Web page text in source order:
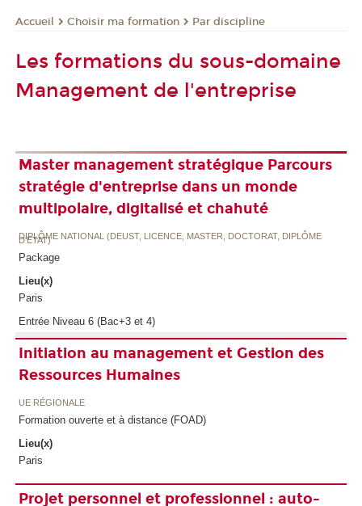
Accueil Choisir ma formation Par discipline
Les formations du sous-domaine
Management de l'entreprise
Master management stratégique Parcours
stratégie d'entreprise dans un monde
multipolaire, digitalisé et chahuté
DIPLÔME NATIONAL (DEUST, LICENCE, MASTER, DOCTORAT, DIPLÔME
D'ETAT)
Package
Lieu(x)
Paris
Entrée Niveau 6 (Bac+3 et 4)
Initiation au management et Gestion des
Ressources Humaines
UE RÉGIONALE
Formation ouverte et à distance (FOAD)
Lieu(x)
Paris
Projet personnel et professionnel : auto-